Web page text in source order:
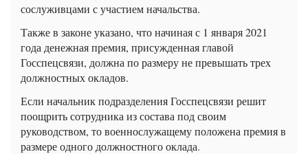
сослуживцами с участием начальства.
Также в законе указано, что начиная с 1 января 2021
года денежная премия, присужденная главой
Госспецсвязи, должна по размеру не превышать трех
должностных окладов.
Если начальник подразделенияГосспецсвязи решит
поощрить сотрудника из состава под своим
руководством, то военнослужащему положена премия в
размере одного должностного оклада.